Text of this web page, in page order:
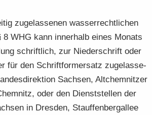
zu­ge­las­se­nen was­ser­recht­li­chen
8 WHG kann in­ner­halb eines Mo­nats
schrift­lich, zur Nie­der­schrift oder
für den Schrift­for­m­er­satz zu­ge­las­se­
Sach­sen, Alt­chem­nit­zer
oder den Dienst­stel­len der
in Dres­den, Stauf­fen­berg­al­lee